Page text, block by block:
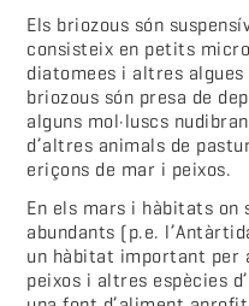
Els briozous són
consisteix en petits
diatomees i altres
briozous són presa de
alguns mol·luscs
d’altres animals de
eriçons de mar i peixos.
En els mars i hàbitats
abundants (p.e.
un hàbitat important per
peixos i altres espècies